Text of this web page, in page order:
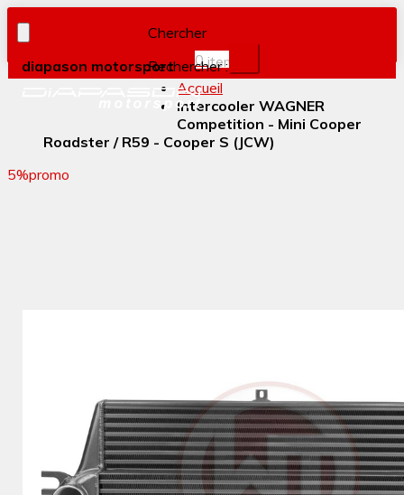
diapason motorsport
Chercher
Rechercher :
0item(s)
Accueil
Intercooler WAGNER
Competition - Mini Cooper
Roadster / R59 - Cooper S (JCW)
5%promo